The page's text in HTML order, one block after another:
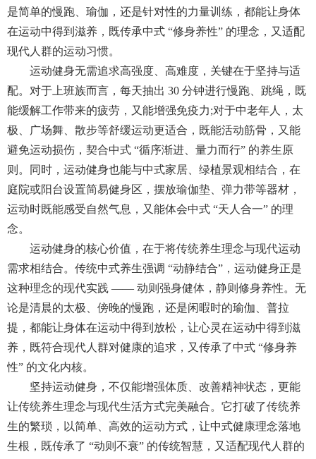
是简单的慢跑、瑜伽，还是针对性的力量训练，都能让身体
在运动中得到滋养，既传承中式 “修身养性” 的理念，又适配
现代人群的运动习惯。
运动健身无需追求高强度、高难度，关键在于坚持与适
配。对于上班族而言，每天抽出 30 分钟进行慢跑、跳绳，既
能缓解工作带来的疲劳，又能增强免疫力;对于中老年人，太
极、广场舞、散步等舒缓运动更适合，既能活动筋骨，又能
避免运动损伤，契合中式 “循序渐进、量力而行” 的养生原
则。同时，运动健身也能与中式家居、绿植景观相结合，在
庭院或阳台设置简易健身区，摆放瑜伽垫、弹力带等器材，
运动时既能感受自然气息，又能体会中式 “天人合一” 的理
念。
运动健身的核心价值，在于将传统养生理念与现代运动
需求相结合。传统中式养生强调 “动静结合”，运动健身正是
这种理念的现代实践 —— 动则强身健体，静则修身养性。无
论是清晨的太极、傍晚的慢跑，还是闲暇时的瑜伽、普拉
提，都能让身体在运动中得到放松，让心灵在运动中得到滋
养，既符合现代人群对健康的追求，又传承了中式 “修身养
性” 的文化内核。
坚持运动健身，不仅能增强体质、改善精神状态，更能
让传统养生理念与现代生活方式完美融合。它打破了传统养
生的繁琐，以简单、高效的运动方式，让中式健康理念落地
生根，既传承了 “动则不衰” 的传统智慧，又适配现代人群的